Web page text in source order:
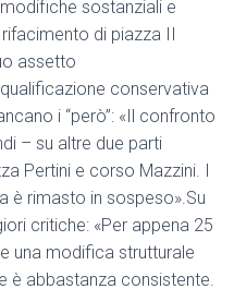
sostanziali e
di piazza II
assetto
conservativa
i “però”: «Il confronto
– su altre due parti
Pertini e corso Mazzini. I
è rimasto in sospeso».Su
critiche: «Per appena 25
una modifica strutturale
è abbastanza consistente.